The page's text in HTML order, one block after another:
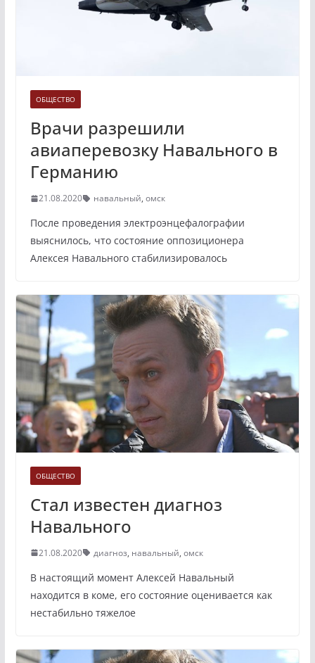
ОБЩЕСТВО
Врачи разрешили
авиаперевозку Навального в
Германию
21.08.2020 навальный, омск
После проведения электроэнцефалографии
выяснилось, что состояние оппозиционера
Алексея Навального стабилизировалось
ОБЩЕСТВО
Стал известен диагноз
Навального
21.08.2020 диагноз, навальный, омск
В настоящий момент Алексей Навальный
находится в коме, его состояние оценивается как
нестабильно тяжелое